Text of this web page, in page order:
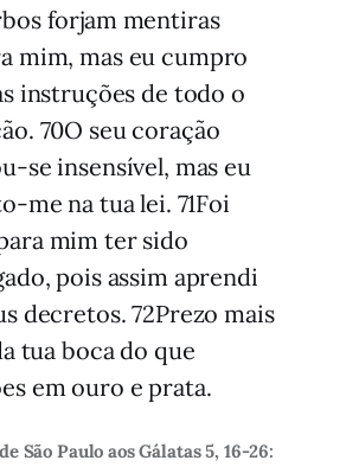
forjam mentiras
mim, mas eu cumpro
instruções de todo o
70O seu coração
se insensível, mas eu
me na tua lei. 71Foi
mim ter sido
pois assim aprendi
decretos. 72Prezo mais
tua boca do que
em ouro e prata.
São Paulo aos Gálatas 5, 16-26: